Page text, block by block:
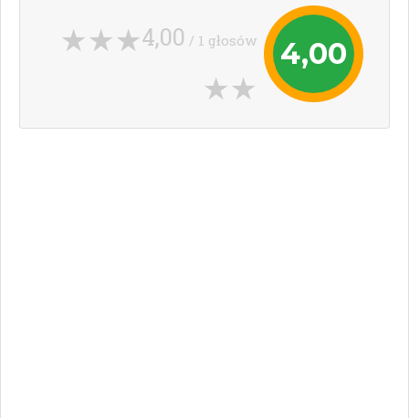
4,00
4,00 / 1 głosów